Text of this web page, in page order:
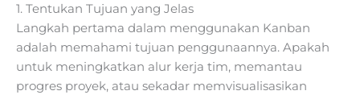
1. Tentukan Tujuan yang Jelas
Langkah pertama dalam menggunakan Kanban
adalah memahami tujuan penggunaannya. Apakah
untuk meningkatkan alur kerja tim, memantau
progres proyek, atau sekadar memvisualisasikan